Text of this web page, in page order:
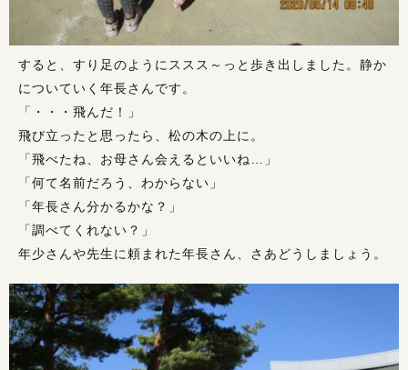
すると、すり足のようにススス～っと歩き出しました。静か
についていく年長さんです。
「・・・飛んだ！」
飛び立ったと思ったら、松の木の上に。
「飛べたね、お母さん会えるといいね…」
「何て名前だろう、わからない」
「年長さん分かるかな？」
「調べてくれない？」
年少さんや先生に頼まれた年長さん、さあどうしましょう。